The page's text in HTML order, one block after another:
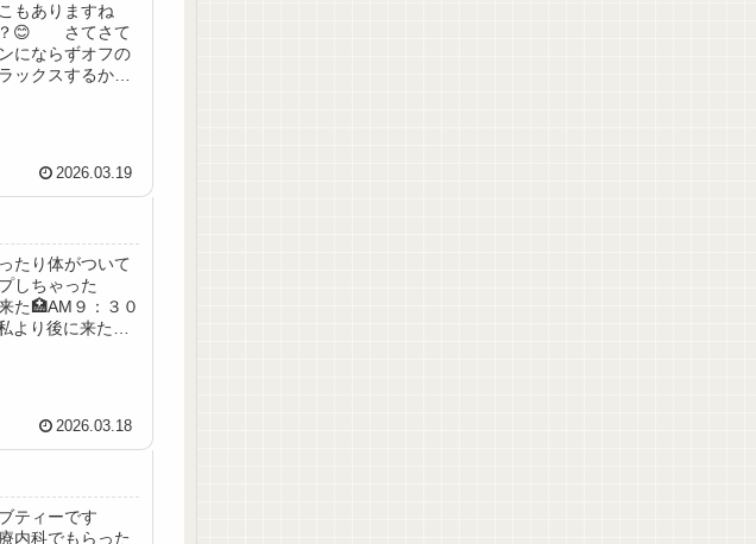
もありますね
？😊 さてさて
にならずオフの
クスするかと
2026.03.19
り体がついて
しちゃった
🏥AM９：３０
より後に来た人
2026.03.18
ティーです
科でもらった